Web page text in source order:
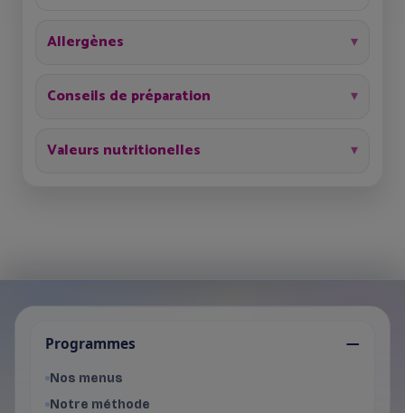
Allergènes
Conseils de préparation
Valeurs nutritionelles
Je choisis mon programme
Programme Homme
Programmes
Nos menus
Notre méthode